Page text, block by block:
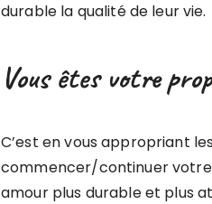
durable la qualité de leur vie.
Vous êtes votre
C’est en vous appropriant
commencer/continuer votre
amour plus durable et plus